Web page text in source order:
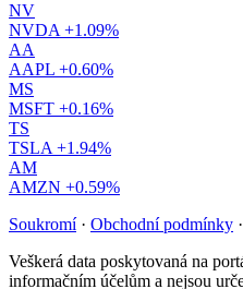
NV
NVDA +1.09%
AA
AAPL +0.60%
MS
MSFT +0.16%
TS
TSLA +1.94%
AM
AMZN +0.59%
Soukromí · Obchodní podmínky ·
Veškerá data poskytovaná na
informačním účelům a nejsou